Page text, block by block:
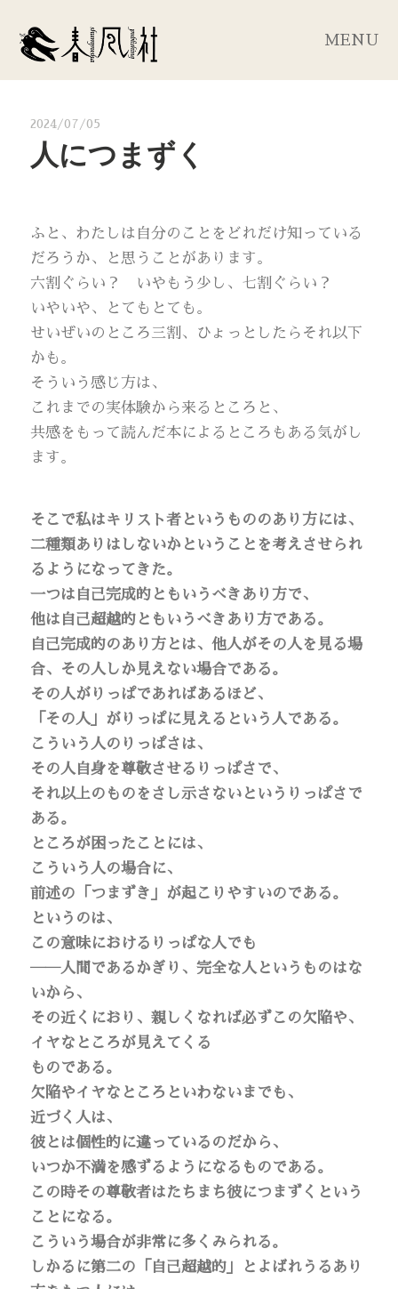
MENU
2024/07/05
人につまずく
ふと、わたしは自分のことをどれだけ知っている
だろうか、と思うことがあります。
六割ぐらい？ いやもう少し、七割ぐらい？
いやいや、とてもとても。
せいぜいのところ三割、ひょっとしたらそれ以下
かも。
そういう感じ方は、
これまでの実体験から来るところと、
共感をもって読んだ本によるところもある気がし
ます。
そこで私はキリスト者というもののあり方には、
二種類ありはしないかということを考えさせられ
るようになってきた。
一つは自己完成的ともいうべきあり方で、
他は自己超越的ともいうべきあり方である。
自己完成的のあり方とは、他人がその人を見る場
合、その人しか見えない場合である。
その人がりっぱであればあるほど、
「その人」がりっぱに見えるという人である。
こういう人のりっぱさは、
その人自身を尊敬させるりっぱさで、
それ以上のものをさし示さないというりっぱさで
ある。
ところが困ったことには、
こういう人の場合に、
前述の「つまずき」が起こりやすいのである。
というのは、
この意味におけるりっぱな人でも
――人間であるかぎり、完全な人というものはな
いから、
その近くにおり、親しくなれば必ずこの欠陥や、
イヤなところが見えてくる
ものである。
欠陥やイヤなところといわないまでも、
近づく人は、
彼とは個性的に違っているのだから、
いつか不満を感ずるようになるものである。
この時その尊敬者はたちまち彼につまずくという
ことになる。
こういう場合が非常に多くみられる。
しかるに第二の「自己超越的」とよばれうるあり